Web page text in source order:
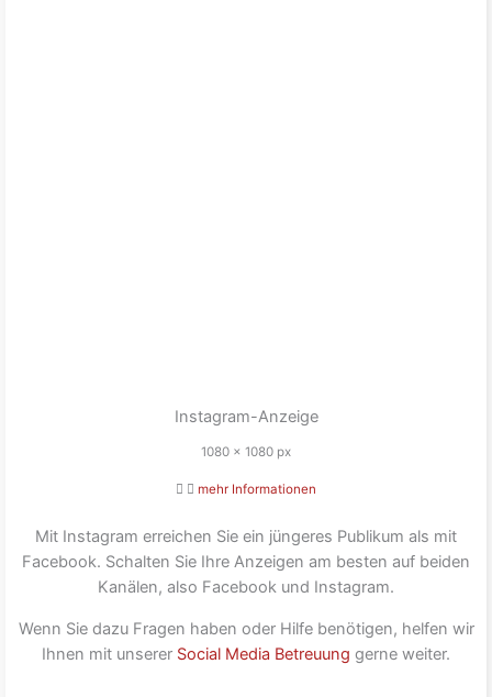
Instagram-Anzeige
1080 x 1080 px
mehr Informationen
Mit Instagram erreichen Sie ein jüngeres Publikum als mit
Facebook. Schalten Sie Ihre Anzeigen am besten auf beiden
Kanälen, also Facebook und Instagram.
Wenn Sie dazu Fragen haben oder Hilfe benötigen, helfen wir
Ihnen mit unserer Social Media Betreuung gerne weiter.